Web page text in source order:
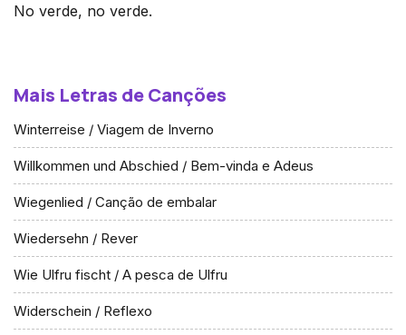
No verde, no verde.
Mais Letras de Canções
Winterreise / Viagem de Inverno
Willkommen und Abschied / Bem-vinda e Adeus
Wiegenlied / Canção de embalar
Wiedersehn / Rever
Wie Ulfru fischt / A pesca de Ulfru
Widerschein / Reflexo